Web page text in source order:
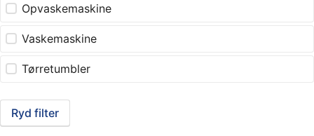
Opvaskemaskine
Vaskemaskine
Tørretumbler
Ryd filter